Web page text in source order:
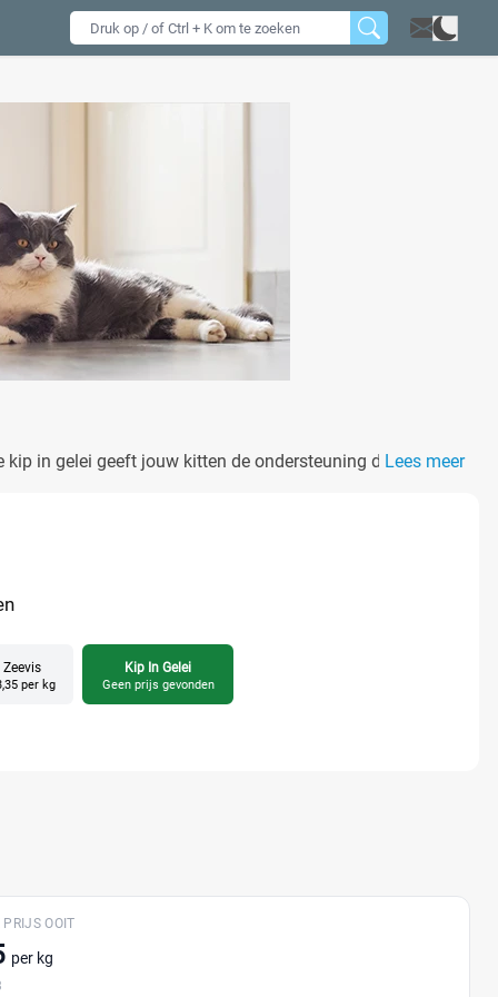
in gelei geeft jouw kitten de ondersteuning die hetLees meer
Zeevis
per kg
Kip In Gelei
Geen prijs gevonden
PRIJS OOIT
per kg